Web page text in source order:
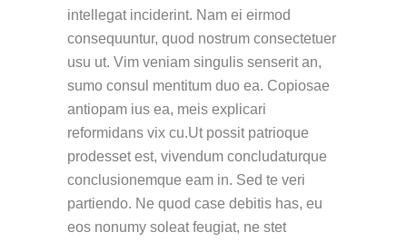
intellegat inciderint. Nam ei eirmod
consequuntur, quod nostrum consectetuer
usu ut. Vim veniam singulis senserit an,
sumo consul mentitum duo ea. Copiosae
antiopam ius ea, meis explicari
reformidans vix cu.Ut possit patrioque
prodesset est, vivendum concludaturque
conclusionemque eam in. Sed te veri
partiendo. Ne quod case debitis has, eu
eos nonumy soleat feugiat, ne stet